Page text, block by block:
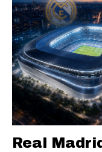
Real